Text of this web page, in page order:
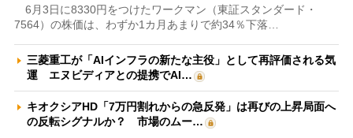
6月3日に8330円をつけたワークマン（東証スタンダード・
7564）の株価は、わずか1カ月あまりで約34％下落…
三菱重工が「AIインフラの新たな主役」として再評価される気
運 エヌビディアとの提携でAI…
キオクシアHD「7万円割れからの急反発」は再びの上昇局面へ
の反転シグナルか？ 市場のムー…